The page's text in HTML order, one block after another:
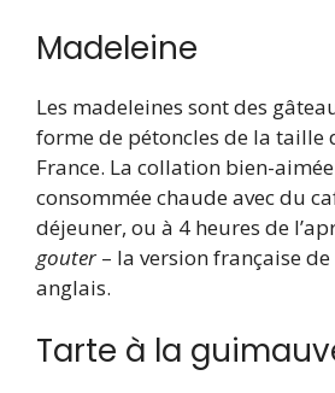
Madeleine
Les madeleines sont des
forme de pétoncles de la taille
France. La collation bien-
consommée chaude avec du
déjeuner, ou à 4 heures de
gouter– la version française de
anglais.
Tarte à la